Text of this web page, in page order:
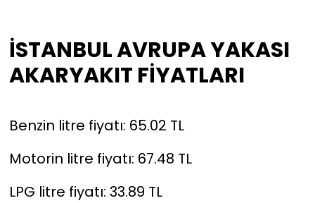
İSTANBUL AVRUPA YAKASI
AKARYAKIT FİYATLARI
Benzin litre fiyatı: 65.02 TL
Motorin litre fiyatı: 67.48 TL
LPG litre fiyatı: 33.89 TL